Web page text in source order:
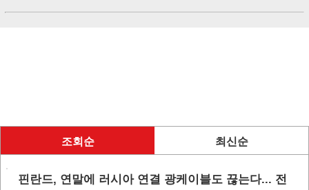
조회순 최신순
핀란드, 연말에 러시아 연결 광케이블도 끊는다... 전